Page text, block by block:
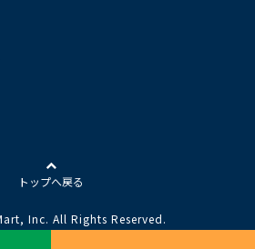
トップへ戻る
Inc. All Rights Reserved.